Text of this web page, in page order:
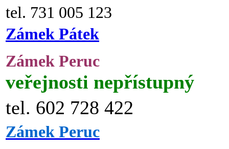
tel. 731 005 123
Zámek Pátek
Zámek Peruc
veřejnosti nepřístupný
tel. 602 728 422
Zámek Peruc